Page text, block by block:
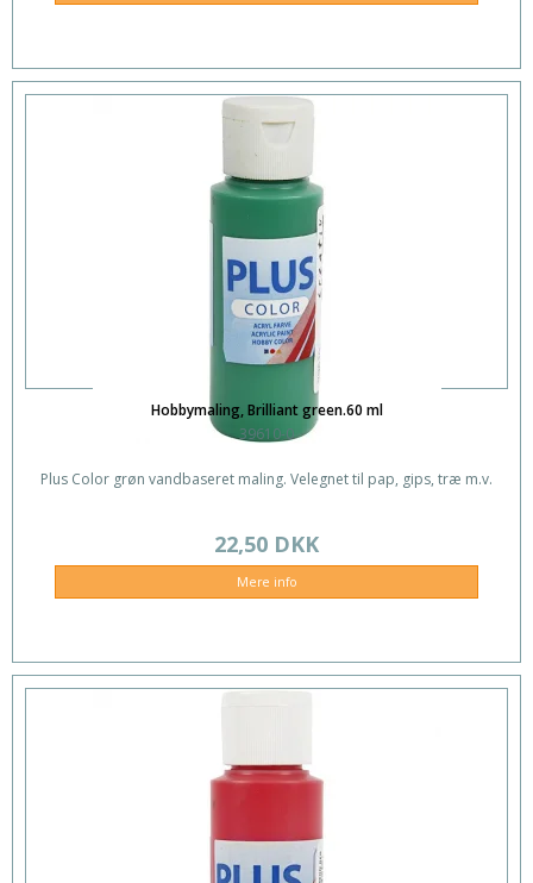
Hobbymaling, Brilliant green.60 ml
39610-0
Plus Color grøn vandbaseret maling. Velegnet til pap, gips, træ m.v.
22,50 DKK
Mere info